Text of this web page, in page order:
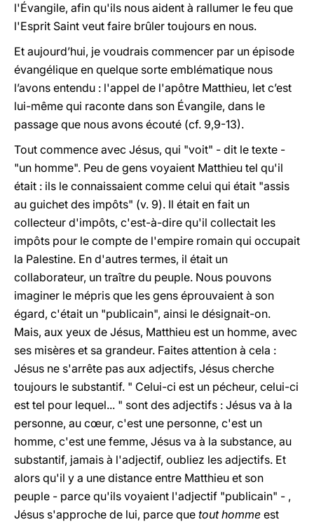
l'Évangile, afin qu'ils nous aident à rallumer le feu que
l'Esprit Saint veut faire brûler toujours en nous.
Et aujourd’hui, je voudrais commencer par un épisode
évangélique en quelque sorte emblématique nous
l’avons entendu : l'appel de l'apôtre Matthieu, let c’est
lui-même qui raconte dans son Évangile, dans le
passage que nous avons écouté (cf. 9,9-13).
Tout commence avec Jésus, qui "voit" - dit le texte -
"un homme". Peu de gens voyaient Matthieu tel qu'il
était : ils le connaissaient comme celui qui était "assis
au guichet des impôts" (v. 9). Il était en fait un
collecteur d'impôts, c'est-à-dire qu'il collectait les
impôts pour le compte de l'empire romain qui occupait
la Palestine. En d'autres termes, il était un
collaborateur, un traître du peuple. Nous pouvons
imaginer le mépris que les gens éprouvaient à son
égard, c'était un "publicain", ainsi le désignait-on.
Mais, aux yeux de Jésus, Matthieu est un homme, avec
ses misères et sa grandeur. Faites attention à cela :
Jésus ne s'arrête pas aux adjectifs, Jésus cherche
toujours le substantif. " Celui-ci est un pécheur, celui-ci
est tel pour lequel... " sont des adjectifs : Jésus va à la
personne, au cœur, c'est une personne, c'est un
homme, c'est une femme, Jésus va à la substance, au
substantif, jamais à l'adjectif, oubliez les adjectifs. Et
alors qu'il y a une distance entre Matthieu et son
peuple - parce qu'ils voyaient l'adjectif "publicain" - ,
Jésus s'approche de lui, parce que tout homme est